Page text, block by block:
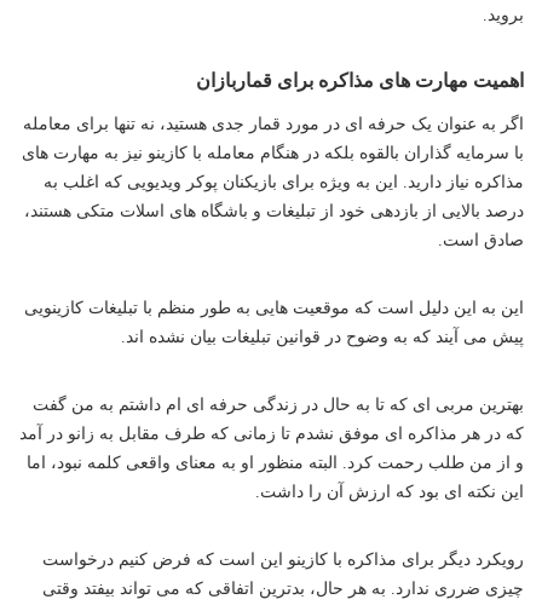
بروید.
اهمیت مهارت های مذاکره برای قماربازان
اگر به عنوان یک حرفه ای در مورد قمار جدی هستید، نه تنها برای معامله
با سرمایه گذاران بالقوه بلکه در هنگام معامله با کازینو نیز به مهارت های
مذاکره نیاز دارید. این به ویژه برای بازیکنان پوکر ویدیویی که اغلب به
درصد بالایی از بازدهی خود از تبلیغات و باشگاه های اسلات متکی هستند،
صادق است.
این به این دلیل است که موقعیت هایی به طور منظم با تبلیغات کازینویی
پیش می آیند که به وضوح در قوانین تبلیغات بیان نشده اند.
بهترین مربی ای که تا به حال در زندگی حرفه ای ام داشتم به من گفت
که در هر مذاکره ای موفق نشدم تا زمانی که طرف مقابل به زانو در آمد
و از من طلب رحمت کرد. البته منظور او به معنای واقعی کلمه نبود، اما
این نکته ای بود که ارزش آن را داشت.
رویکرد دیگر برای مذاکره با کازینو این است که فرض کنیم درخواست
چیزی ضرری ندارد. به هر حال، بدترین اتفاقی که می تواند بیفتد وقتی